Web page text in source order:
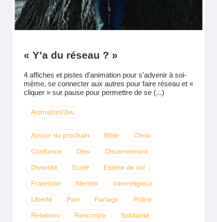
« Y’a du réseau ? »
4 affiches et pistes d’animation pour s’advenir à soi-
même, se connecter aux autres pour faire réseau et «
cliquer » sur pause pour permettre de se (...)
Animation/Jeu
Amour du prochain Bible Choix
Confiance Dieu Discernement
Diversité Ecole Estime de soi
Fraternité Identité Interreligieux
Liberté Paix Partage Prière
Relations Rencontre Solidarité